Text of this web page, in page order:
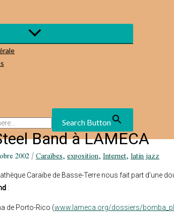
Search Button
Band à LAMECA
2002/Caraïbes,exposition,Internet,latin jazz
Caraïbe de Basse-Terre nous fait part d’une
:
de Porto-Rico (www.lameca.org/dossiers/